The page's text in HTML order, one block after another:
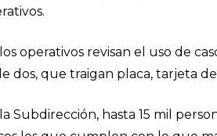
operativos revisan el uso de
dos, que traigan placa, tarjeta
Subdirección, hasta 15 mil